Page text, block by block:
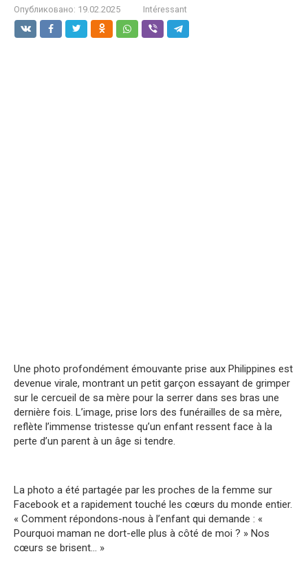
Опубликовано: 19.02.2025 Intéressant
Une photo profondément émouvante prise aux Philippines est
devenue virale, montrant un petit garçon essayant de grimper
sur le cercueil de sa mère pour la serrer dans ses bras une
dernière fois. L’image, prise lors des funérailles de sa mère,
reflète l’immense tristesse qu’un enfant ressent face à la
perte d’un parent à un âge si tendre.
La photo a été partagée par les proches de la femme sur
Facebook et a rapidement touché les cœurs du monde entier.
« Comment répondons-nous à l’enfant qui demande : «
Pourquoi maman ne dort-elle plus à côté de moi ? » Nos
cœurs se brisent… »